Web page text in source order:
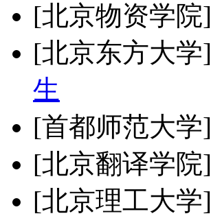
[北京物资学院]
[北京东方大学]
生
[首都师范大学]
[北京翻译学院]
[北京理工大学]